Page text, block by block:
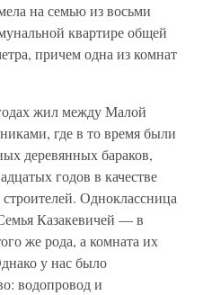
на семью из восьми
квартире общей
причем одна из комнат
жил между Малой
где в то время были
деревянных бараков,
годов в качестве
Одноклассница
Казакевичей — в
же рода, а комната их
у нас было
водопровод и